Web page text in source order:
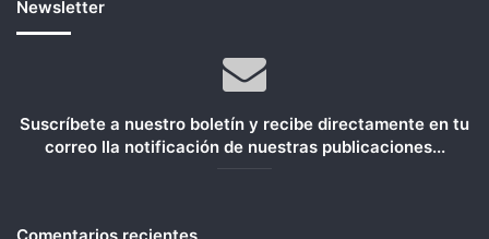
Newsletter
Suscríbete a nuestro boletín y recibe directamente en tu
correo lla notificación de nuestras publicaciones...